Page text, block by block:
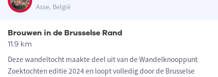
Asse, België
Brouwen in de Brusselse Rand
11.9 km
Deze wandeltocht maakte deel uit van de Wandelknooppunt
Zoektochten editie 2024 en loopt volledig door de Brusselse